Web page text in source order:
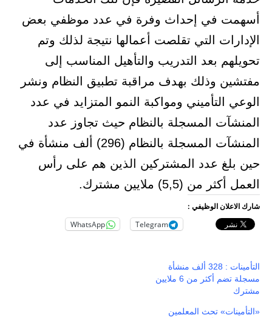
أسهمت في إحداث وفرة في عدد موظفي بعض
الإدارات التي تقلصت أعمالها نتيجة لذلك وتم
تحويلهم بعد التدريب والتأهيل المناسب إلى
مفتشين وذلك بهدف مراقبة تطبيق النظام ونشر
الوعي التأميني ومواكبة النمو المتزايد في عدد
المنشآت المسجلة بالنظام حيث تجاوز عدد
المنشآت المسجلة بالنظام (296) ألف منشأة في
حين بلغ عدد المشتركين الذين هم على رأس
العمل أكثر من (5,5) ملايين مشترك.
شارك الاعلان الوظيفي :
Telegram
WhatsApp
التأمينات : 328 ألف منشأة
مسجلة تضم أكثر من 6 ملايين
مشترك
«التأمينات» تحث المعلمين